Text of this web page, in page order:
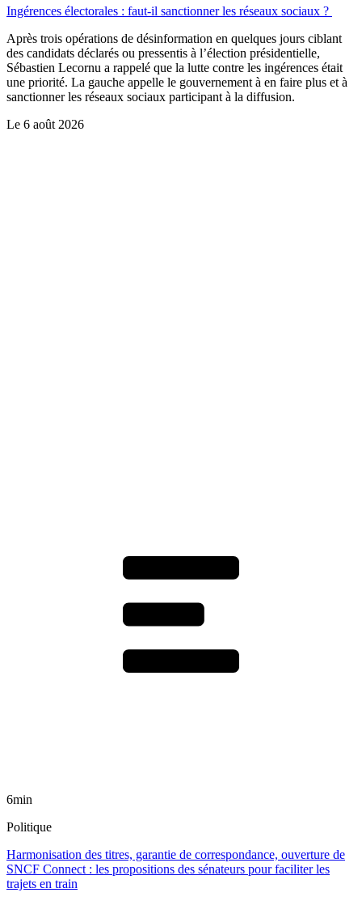
Ingérences électorales : faut-il sanctionner les réseaux sociaux ?
Après trois opérations de désinformation en quelques jours ciblant
des candidats déclarés ou pressentis à l’élection présidentielle,
Sébastien Lecornu a rappelé que la lutte contre les ingérences était
une priorité. La gauche appelle le gouvernement à en faire plus et à
sanctionner les réseaux sociaux participant à la diffusion.
Le 6 août 2026
6min
Politique
Harmonisation des titres, garantie de correspondance, ouverture de
SNCF Connect : les propositions des sénateurs pour faciliter les
trajets en train